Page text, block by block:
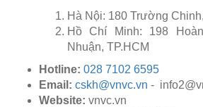
Hà Nội: 180 Trường
Hồ Chí Minh: 198
Nhuận, TP.HCM
Hotline: 028 7102 6595
Email: cskh@vnvc.vn -
Website: vnvc.vn